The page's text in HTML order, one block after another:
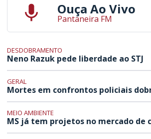
Ouça Ao Vivo
Pantaneira FM
DESDOBRAMENTO
Neno Razuk pede liberdade ao STJ
GERAL
Mortes em confrontos policiais
MEIO AMBIENTE
MS já tem projetos no mercado de